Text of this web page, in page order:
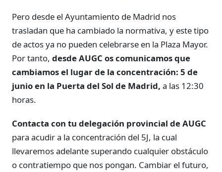
Pero desde el Ayuntamiento de Madrid nos
trasladan que ha cambiado la normativa, y este tipo
de actos ya no pueden celebrarse en la Plaza Mayor.
Por tanto, desde AUGC os comunicamos que
cambiamos el lugar de la concentración: 5 de
junio en la Puerta del Sol de Madrid, a las 12:30
horas.
Contacta con tu delegación provincial de AUGC
para acudir a la concentración del 5J, la cual
llevaremos adelante superando cualquier obstáculo
o contratiempo que nos pongan. Cambiar el futuro,